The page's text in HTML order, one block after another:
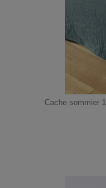
Cache sommier